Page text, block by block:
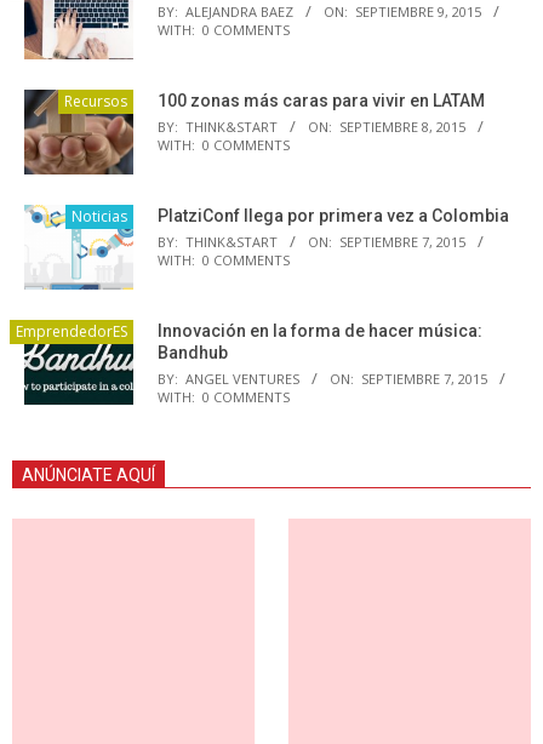
BY: ALEJANDRA BAEZ ON: SEPTIEMBRE 9, 2015
WITH: 0 COMMENTS
Recursos 100 zonas más caras para vivir en LATAM
BY: THINK&START ON: SEPTIEMBRE 8, 2015
WITH: 0 COMMENTS
Noticias PlatziConf llega por primera vez a Colombia
BY: THINK&START ON: SEPTIEMBRE 7, 2015
WITH: 0 COMMENTS
EmprendedorES
Innovación en la forma de hacer música:
Bandhub
BY: ANGEL VENTURES ON: SEPTIEMBRE 7, 2015
WITH: 0 COMMENTS
ANÚNCIATE AQUÍ